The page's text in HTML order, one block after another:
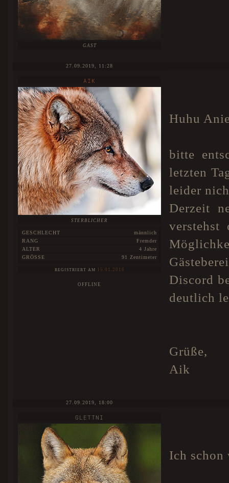
GAST
27.09.2019, 11:28
AIK
STERBLICHER
GESCHLECHT
männlich
RANG
Fremder
ALTER
4 Jahre
GRÖSSE
91 Zentimeter
REGISTRIERT AM 15.01.2016
OFFLINE
Huhu
bitte
letzten
leider
Derzeit
Discord
deutlich
Grüße,
Aik
27.09.2019, 18:00
GLETTNI
Ich schon